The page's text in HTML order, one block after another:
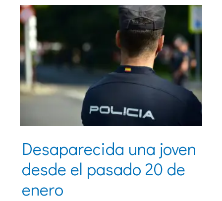
Desaparecida una joven
desde el pasado 20 de
enero